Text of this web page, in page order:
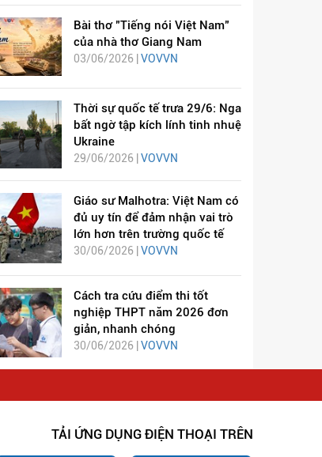
Bài thơ "Tiếng nói Việt Nam"
của nhà thơ Giang Nam
03/06/2026 | VOVVN
Thời sự quốc tế trưa 29/6: Nga
bất ngờ tập kích lính tinh nhuệ
Ukraine
29/06/2026 | VOVVN
Giáo sư Malhotra: Việt Nam có
đủ uy tín để đảm nhận vai trò
lớn hơn trên trường quốc tế
30/06/2026 | VOVVN
Cách tra cứu điểm thi tốt
nghiệp THPT năm 2026 đơn
giản, nhanh chóng
30/06/2026 | VOVVN
TẢI ỨNG DỤNG ĐIỆN THOẠI TRÊN